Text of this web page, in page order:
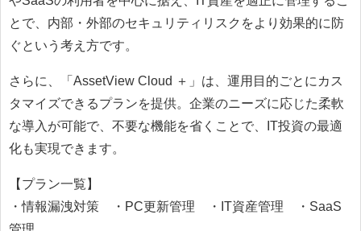
とで、内部・外部のセキュリティリスクをより効果的に防
ぐという考え方です。
さらに、「AssetView Cloud ＋」は、運用目的ごとにカス
タマイズできるプランを提供。企業のニーズに応じた柔軟
な導入が可能で、不要な機能を省くことで、IT投資の最適
化も実現できます。
【プラン一覧】
・情報漏洩対策 ・PC更新管理 ・IT資産管理 ・SaaS